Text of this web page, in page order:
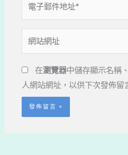
郵
件
址
*
網
址
在瀏覽器中儲存顯示名稱
人網站網址，以供下次發佈留